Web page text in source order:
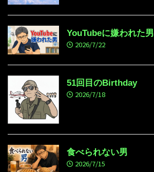
YouTubeに嫌われた男
2026/7/22
51回目のBirthday
2026/7/18
食べられない男
2026/7/15